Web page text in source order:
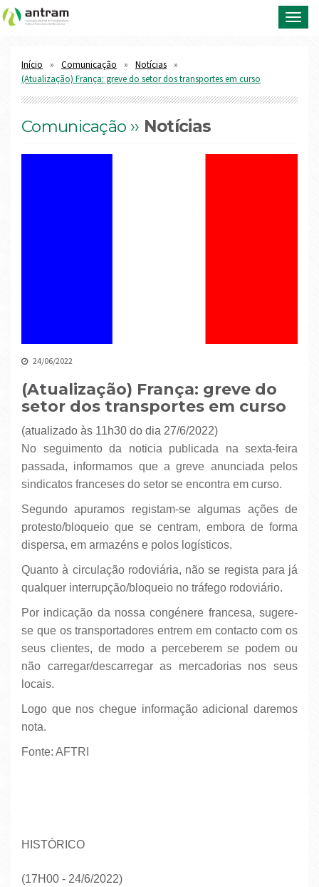
Início Comunicação
Notícias
(Atualização) França: greve do setor dos transportes em curso
Comunicação ›› Notícias
24/06/2022
(Atualização) França: greve do
setor dos transportes em curso
(atualizado às 11h30 do dia 27/6/2022)
No seguimento da noticia publicada na sexta-feira
passada, informamos que a greve anunciada pelos
sindicatos franceses do setor se encontra em curso.
Segundo apuramos registam-se algumas ações de
protesto/bloqueio que se centram, embora de forma
dispersa, em armazéns e polos logísticos.
Quanto à circulação rodoviária, não se regista para já
qualquer interrupção/bloqueio no tráfego rodoviário.
Por indicação da nossa congénere francesa, sugere-
se que os transportadores entrem em contacto com os
seus clientes, de modo a perceberem se podem ou
não carregar/descarregar as mercadorias nos seus
locais.
Logo que nos chegue informação adicional daremos
nota.
Fonte: AFTRI
HISTÓRICO
(17H00 - 24/6/2022)